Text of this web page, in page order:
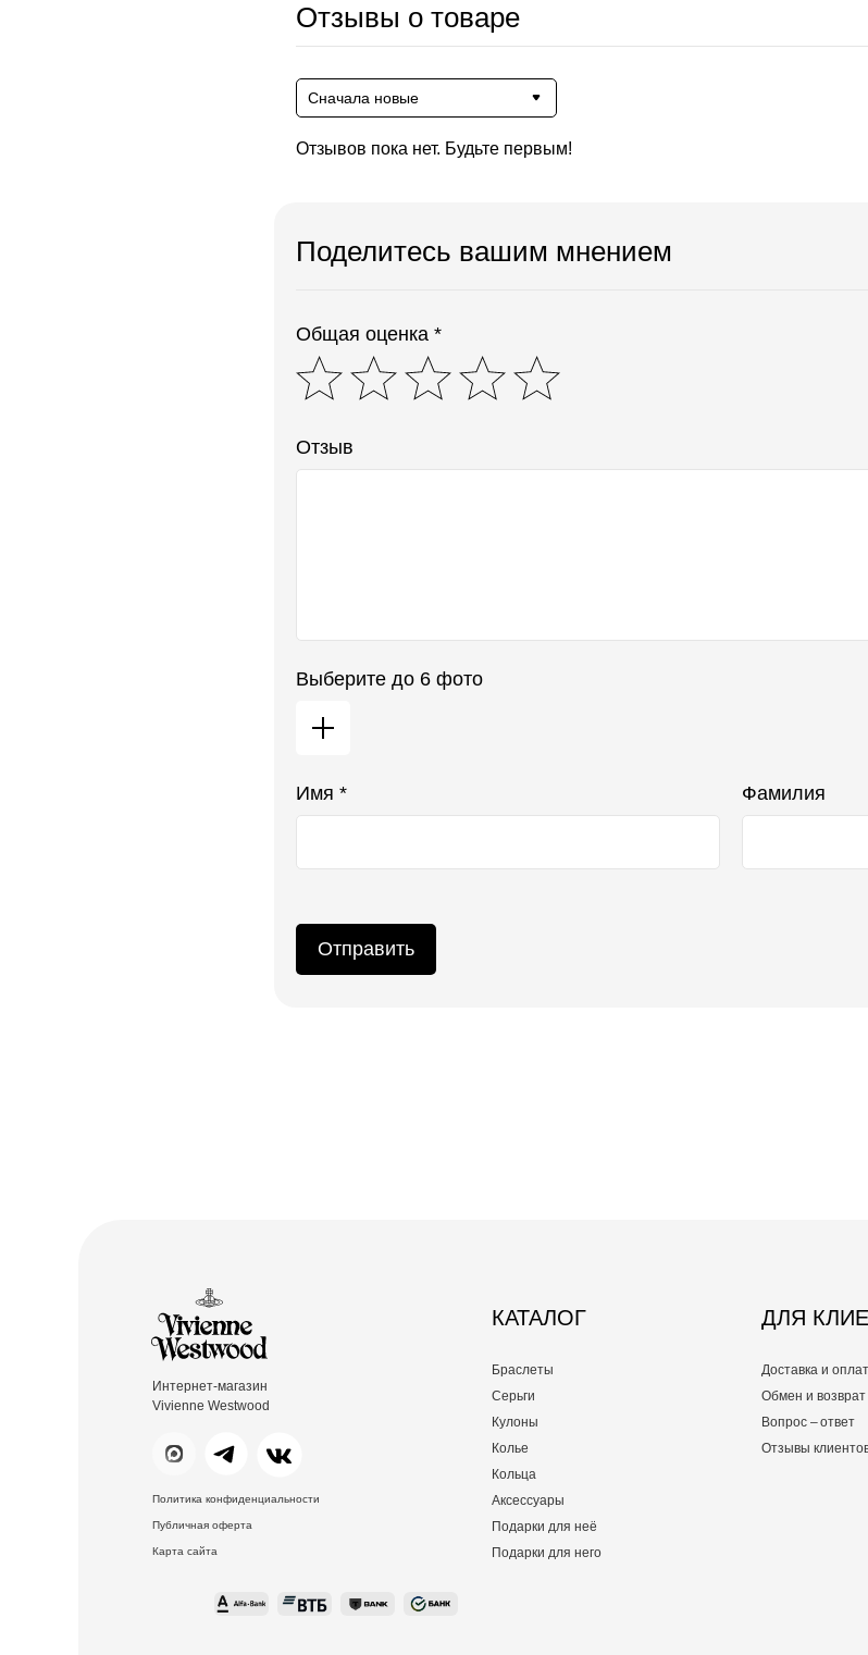
Отзывы о товаре
Сначала новые
Отзывов пока нет. Будьте первым!
Поделитесь вашим мнением
Общая оценка *
Отзыв
Выберите до 6 фото
Имя * Фамилия
Отправить
КАТАЛОГ ДЛЯ
Интернет-магазин
Vivienne Westwood
Доставка и
Обмен и возврат
Вопрос – ответ
Отзывы
Политика конфиденциальности
Браслеты
Серьги
Публичная оферта
Карта сайта
Кулоны
Колье
Кольца
Аксессуары
Подарки для неё
Подарки для него